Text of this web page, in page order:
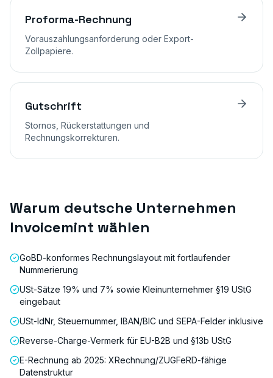
Proforma-Rechnung
Vorauszahlungsanforderung oder Export-
Zollpapiere.
Gutschrift
Stornos, Rückerstattungen und
Rechnungskorrekturen.
Warum deutsche Unternehmen
Invoicemint wählen
GoBD-konformes Rechnungslayout mit fortlaufender
Nummerierung
USt-Sätze 19% und 7% sowie Kleinunternehmer §19 UStG
eingebaut
USt-IdNr, Steuernummer, IBAN/BIC und SEPA-Felder inklusive
Reverse-Charge-Vermerk für EU-B2B und §13b UStG
E-Rechnung ab 2025: XRechnung/ZUGFeRD-fähige
Datenstruktur